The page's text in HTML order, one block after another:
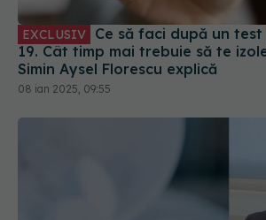
19. Cât timp mai trebuie să te
Simin Aysel Florescu explică
08 ian 2025, 09:55